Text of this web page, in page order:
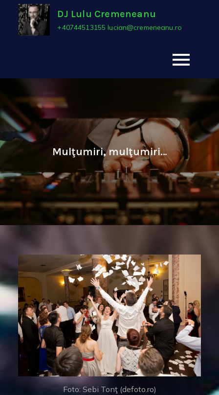
content
DJ Lulu Cremeneanu
+40744513155 lucian@cremeneanu.ro
Mulţumiri, mulţumiri…
Foto: Sebi Tonţ (defoto.ro)